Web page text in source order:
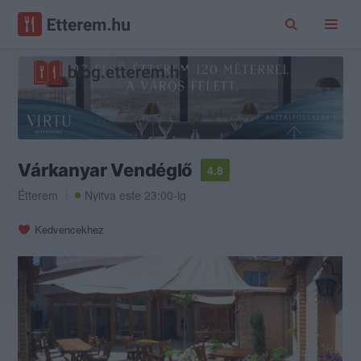
Várkanyar Vendéglő
4.8
Étterem
Nyitva este 23:00-ig
Kedvencekhez